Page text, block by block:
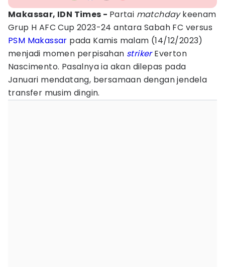
Makassar, IDN Times - Partai matchdaykeenam
Grup H AFC Cup 2023-24 antara Sabah FC versus
PSM Makassar pada Kamis malam (14/12/2023)
menjadi momen perpisahan strikerEverton
Nascimento. Pasalnya ia akan dilepas pada
Januari mendatang, bersamaan dengan jendela
transfer musim dingin.